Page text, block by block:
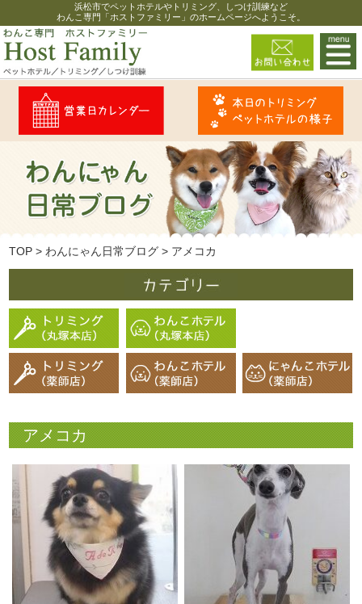
浜松市でペットホテルやトリミング、しつけ訓練など
わんこ専門「ホストファミリー」のホームページへようこそ。
TOP > わんにゃん日常ブログ > アメコカ
アメコカ